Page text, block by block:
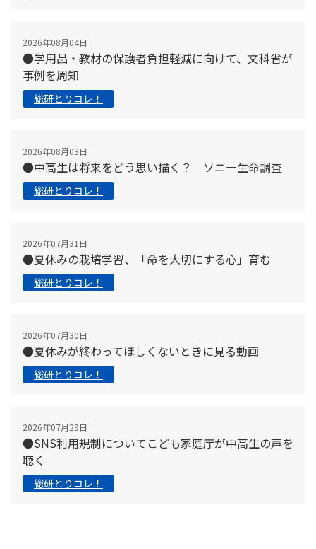
2026年08月04日
●学用品・教材の保護者負担軽減に向けて、文科省が
事例を周知
総研とりコレ！
2026年08月03日
●中高生は将来をどう思い描く？ ソニー生命調査
総研とりコレ！
2026年07月31日
●夏休みの栽培学習、「命を大切にする心」育む
総研とりコレ！
2026年07月30日
●夏休みが終わってほしくないときに見る動画
総研とりコレ！
2026年07月29日
●SNS利用規制についてこども家庭庁が中高生の声を
聴く
総研とりコレ！